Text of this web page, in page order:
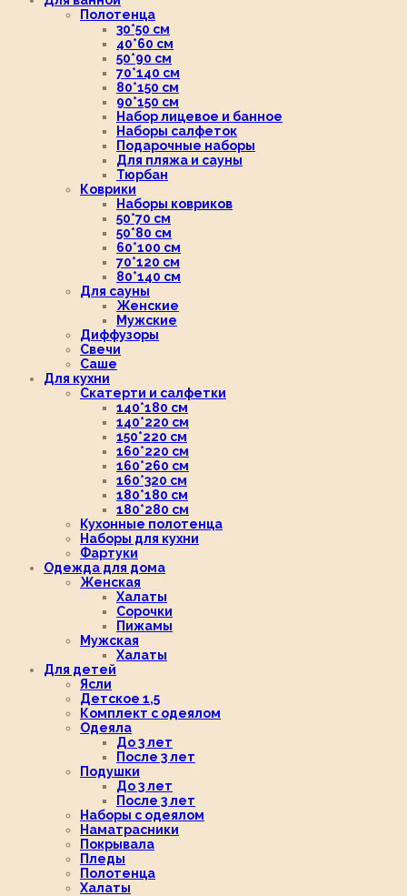
Полотенца
30*50 см
40*60 см
50*90 см
70*140 см
80*150 см
90*150 см
Набор лицевое и банное
Наборы салфеток
Подарочные наборы
Для пляжа и сауны
Тюрбан
Коврики
Наборы ковриков
50*70 см
50*80 см
60*100 см
70*120 см
80*140 см
Для сауны
Женские
Мужские
Диффузоры
Свечи
Саше
Для кухни
Скатерти и салфетки
140*180 см
140*220 см
150*220 см
160*220 см
160*260 см
160*320 см
180*180 см
180*280 см
Кухонные полотенца
Наборы для кухни
Фартуки
Одежда для дома
Женская
Халаты
Сорочки
Пижамы
Мужская
Халаты
Для детей
Ясли
Детское 1,5
Комплект с одеялом
Одеяла
До 3 лет
После 3 лет
Подушки
До 3 лет
После 3 лет
Наборы с одеялом
Наматрасники
Покрывала
Пледы
Полотенца
Халаты